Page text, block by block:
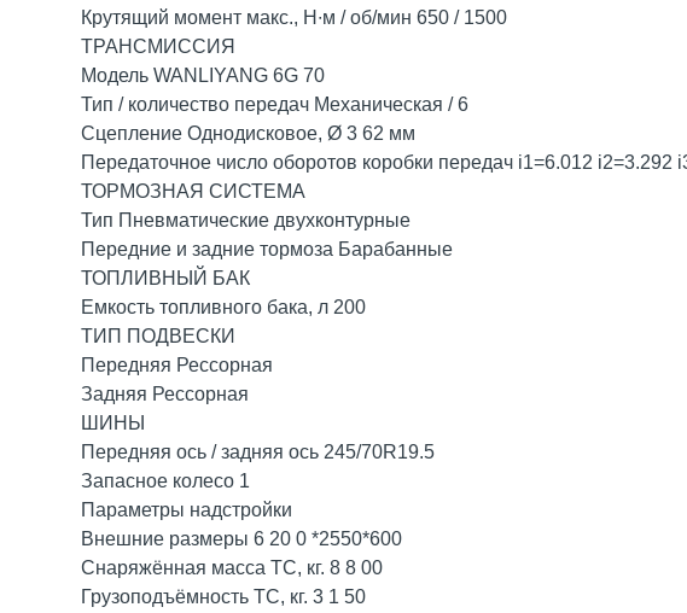
Крутящий момент макс., Н∙м / об/мин 650 / 1500
ТРАНСМИССИЯ
Модель WANLIYANG 6G 70
Тип / количество передач Механическая / 6
Сцепление Однодисковое, Ø 3 62 мм
Передаточное число оборотов коробки передач i1=6.012 i2=3.292
ТОРМОЗНАЯ СИСТЕМА
Тип Пневматические двухконтурные
Передние и задние тормоза Барабанные
ТОПЛИВНЫЙ БАК
Емкость топливного бака, л 200
ТИП ПОДВЕСКИ
Передняя Рессорная
Задняя Рессорная
ШИНЫ
Передняя ось / задняя ось 245/70R19.5
Запасное колесо 1
Параметры надстройки
Внешние размеры 6 20 0 *2550*600
Снаряжённая масса ТС, кг. 8 8 00
Грузоподъёмность ТС, кг. 3 1 50